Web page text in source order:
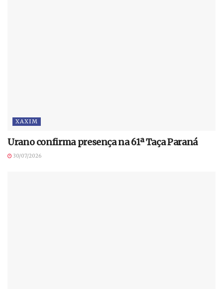
XAXIM
Urano confirma presença na 61ª Taça Paraná
30/07/2026